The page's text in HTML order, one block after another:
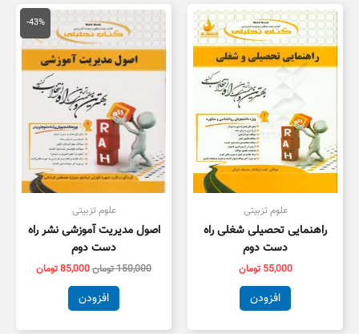
علوم تزبیتی
راهنمایی تحصیلی شغلی راه
دست دوم
55,000 تومان
افزودن
-43%
علوم تزبیتی
اصول مدیریت آموزشی نشر راه
دست دوم
150,000تومان
قیمت
اصلی
150,000 تومان
بود.
85,000تومان
قیمت
فعلی
است.
افزودن